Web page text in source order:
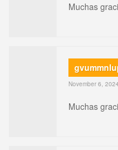
Muchas
November 6,
Muchas